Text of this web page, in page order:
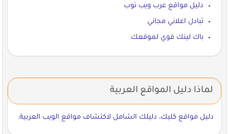
دليل مواقع عرب ويب توب
تبادل اعلاني مجاني
باك لينك قوي لموقعك
لماذا دليل المواقع العربية
دليل مواقع كليك، دليلك الشامل لاكتشاف مواقع الويب العربية.